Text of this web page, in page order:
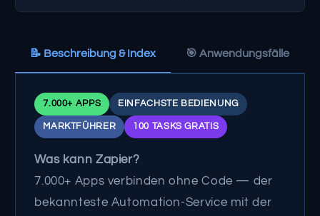
📝 Beschreibung & Index 🎯 Anwendungsfälle
7.000+ APPS EINFACHSTE BEDIENUNG
MARKTFÜHRER 100 TASKS GRATIS
Was kann Zapier?
7.000+ Apps verbinden ohne Code — der
bekannteste Automation-Service mit der